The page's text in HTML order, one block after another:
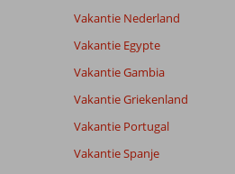
Vakantie Nederland
Vakantie Egypte
Vakantie Gambia
Vakantie Griekenland
Vakantie Portugal
Vakantie Spanje